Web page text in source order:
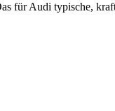
für Audi typische,